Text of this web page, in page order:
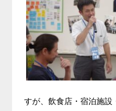
すが、飲食店・宿泊施設